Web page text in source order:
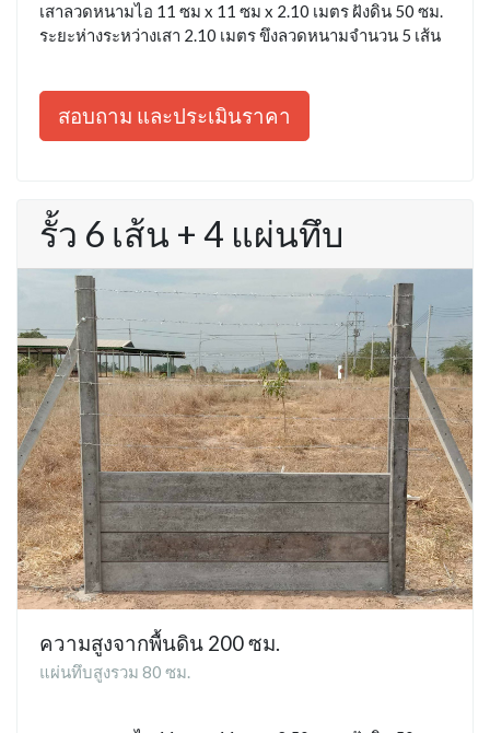
เสาลวดหนามไอ 11 ซม x 11 ซม x 2.10 เมตร ฝังดิน 50 ซม.
ระยะห่างระหว่างเสา 2.10 เมตร ขึงลวดหนามจำนวน 5 เส้น
สอบถาม และประเมินราคา
รั้ว 6 เส้น + 4 แผ่นทึบ
ความสูงจากพื้นดิน 200 ซม.
แผ่นทึบสูงรวม 80 ซม.